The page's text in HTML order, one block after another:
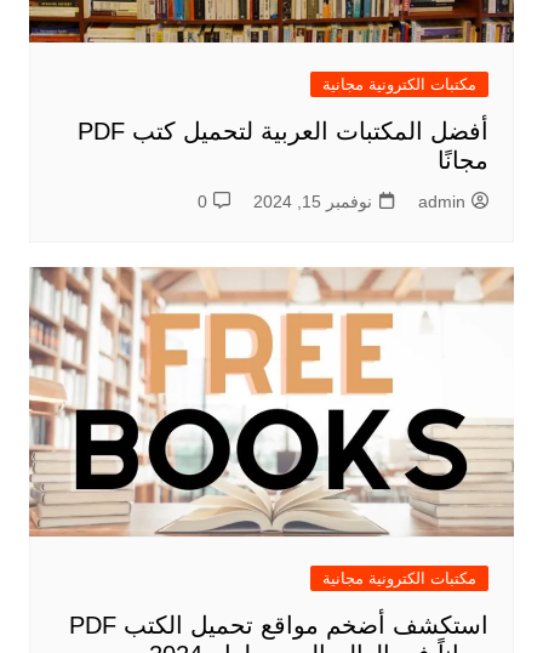
مكتبات الكترونية مجانية
أفضل المكتبات العربية لتحميل كتب PDF
مجانًا
admin نوفمبر 15, 2024 0
مكتبات الكترونية مجانية
استكشف أضخم مواقع تحميل الكتب PDF